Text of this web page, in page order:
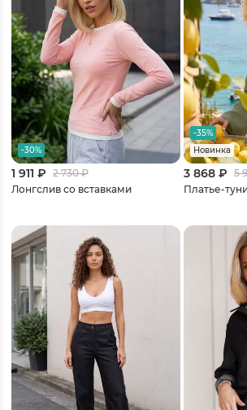
-30%
1 911 ₽ 2 730₽
Лонгслив со вставками
-35%
Новинка
3 868 ₽ 5
Платье-